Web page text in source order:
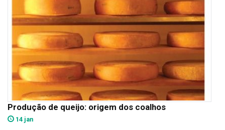
Produção de queijo: origem dos coalhos
14 jan